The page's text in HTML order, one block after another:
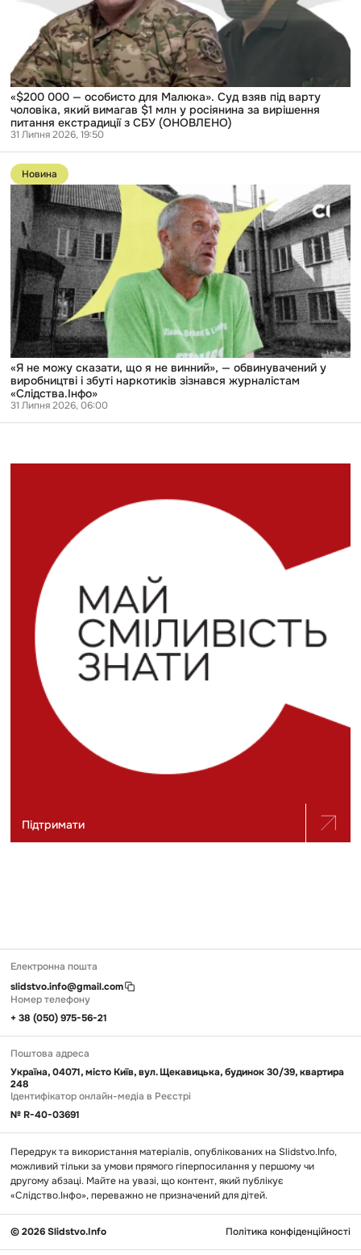
варту
чоловіка,
який
вимагав
$1
млн
росіянина
питання
екстрадиції
СБУ
(ОНОВЛЕНО)
«$200 000 — особисто для Малюка». Суд взяв під варту
чоловіка, який вимагав $1 млн у росіянина за вирішення
питання екстрадиції з СБУ (ОНОВЛЕНО)
31 Липня 2026, 19:50
Перейти
до
публікації
«Я
не
можу
сказати,
що
не
винний»,
обвинувачений
виробництві
збуті
наркотиків
зізнався
журналістам
«Слідства.Інфо»
Новина
«Я не можу сказати, що я не винний», — обвинувачений у
виробництві і збуті наркотиків зізнався журналістам
«Слідства.Інфо»
31 Липня 2026, 06:00
Підтримати
Передрук та використання матеріалів, опублікованих на Slidstvo.Info,
можливий тільки за умови прямого гіперпосилання у першому чи
другому абзаці. Майте на увазі, що контент, який публікує
«Слідство.Інфо», переважно не призначений для дітей.
© 2026 Slidstvo.Info Політика конфіденційності
Електронна пошта
slidstvo.info@gmail.com
Номер телефону
+ 38 (050) 975-56-21
Поштова адреса
Україна, 04071, місто Київ, вул. Щекавицька, будинок 30/39, квартира
248
Ідентифікатор онлайн-медіа в Реєстрі
№ R-40-03691